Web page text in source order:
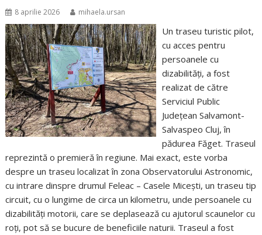
8 aprilie 2026 mihaela.ursan
Un traseu turistic pilot,
cu acces pentru
persoanele cu
dizabilități, a fost
realizat de către
Serviciul Public
Județean Salvamont-
Salvaspeo Cluj, în
pădurea Făget. Traseul
reprezintă o premieră în regiune. Mai exact, este vorba
despre un traseu localizat în zona Observatorului Astronomic,
cu intrare dinspre drumul Feleac – Casele Micești, un traseu tip
circuit, cu o lungime de circa un kilometru, unde persoanele cu
dizabilități motorii, care se deplasează cu ajutorul scaunelor cu
roți, pot să se bucure de beneficiile naturii. Traseul a fost